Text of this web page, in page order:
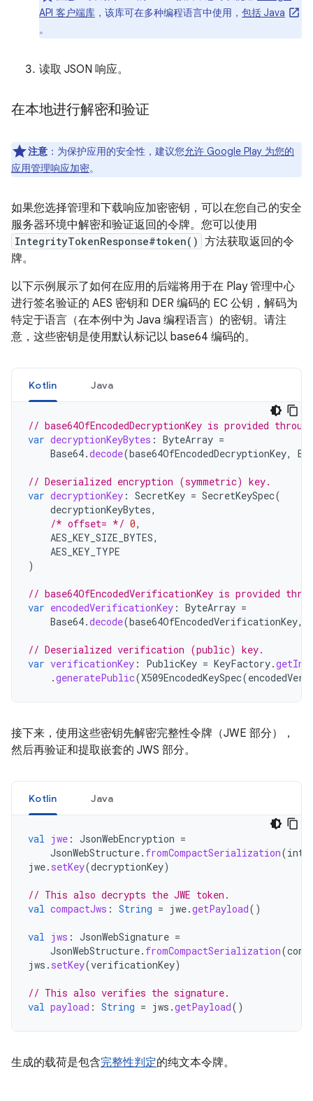
API 客户端库 ，该库可在多种编程语言中使用， 包括 Java
。
读取 JSON 响应。
在本地进行解密和验证
注意 ：为保护应用的安全性，建议您允许 Google Play 为您的
应用管理响应加密。
如果您选择管理和下载响应加密密钥，可以在您自己的安全
服务器环境中解密和验证返回的令牌。您可以使用
IntegrityTokenResponse#token() 方法获取返回的令
牌。
以下示例展示了如何在应用的后端将用于在 Play 管理中心
进行签名验证的 AES 密钥和 DER 编码的 EC 公钥，解码为
特定于语言（在本例中为 Java 编程语言）的密钥。请注
意，这些密钥是使用默认标记以 base64 编码的。
Kotlin Java
// base64OfEncodedDecryptionKey is provided
var decryptionKeyBytes : ByteArray =
Base64.decode(base64OfEncodedDecryptionKey,
// Deserialized encryption (symmetric) key.
var decryptionKey : SecretKey = SecretKeySpec(
decryptionKeyBytes,
/* offset= */ 0,
AES_KEY_SIZE_BYTES,
AES_KEY_TYPE
)
// base64OfEncodedVerificationKey is provided
var encodedVerificationKey : ByteArray =
Base64.decode(base64OfEncodedVerificationKey,
// Deserialized verification (public) key.
var verificationKey : PublicKey = KeyFactory.
.generatePublic(X509EncodedKeySpec(
接下来，使用这些密钥先解密完整性令牌（JWE 部分），
然后再验证和提取嵌套的 JWS 部分。
Kotlin Java
val jwe : JsonWebEncryption =
JsonWebStructure. fromCompactSerialization(
jwe. setKey(decryptionKey)
// This also decrypts the JWE token.
val compactJws : String = jwe.getPayload()
val jws : JsonWebSignature =
JsonWebStructure. fromCompactSerialization(
jws . setKey(verificationKey)
// This also verifies the signature.
val payload : String = jws .getPayload()
生成的载荷是包含完整性判定的纯文本令牌。